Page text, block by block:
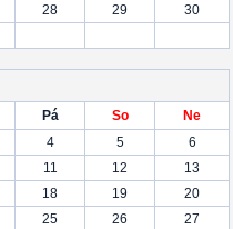
28 29
30
Pá So
Ne
4 5
6
11 12
13
18 19
20
25 26
27